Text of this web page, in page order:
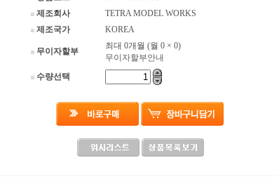
제조회사
TETRA MODEL WORKS
제조국가
KOREA
무이자할부
최대 0개월 (월 0 × 0)
무이자할부안내
수량선택